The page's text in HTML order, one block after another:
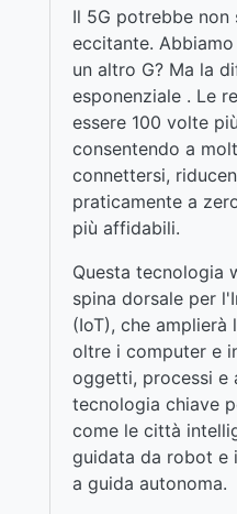
Il 5G potrebbe non
eccitante.
un altro G? Ma la
esponenziale . Le
essere 100 volte
consentendo a
connettersi,
praticamente a
più affidabili.
Questa tecnologia
spina dorsale per
(IoT), che
oltre i computer e
oggetti, processi e
tecnologia chiave
come le città
guidata da robot e
a guida autonoma.